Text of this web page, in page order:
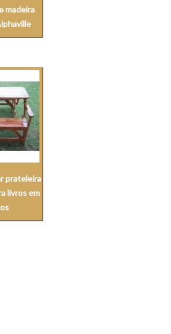
madeira
prateleira
livros em